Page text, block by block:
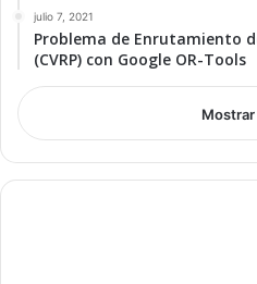
julio 7, 2021
Problema de Enrutamiento
(CVRP) con Google OR-Tools
Mostrar